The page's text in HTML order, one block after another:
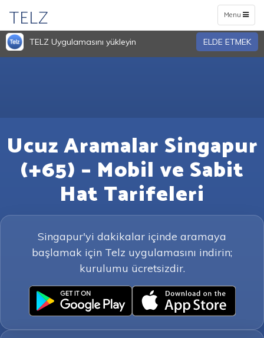
Toggle
navigation
Menu
TELZ
TELZ Uygulamasını yükleyin ELDE ETMEK
Ucuz Aramalar Singapur
(+65) – Mobil ve Sabit
Hat Tarifeleri
Singapur'yi dakikalar içinde aramaya
başlamak için Telz uygulamasını indirin;
kurulumu ücretsizdir.